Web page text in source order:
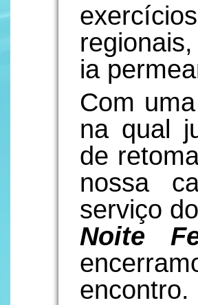
ia
Com
na qual
de
nossa
serviço
Noite
encontro.